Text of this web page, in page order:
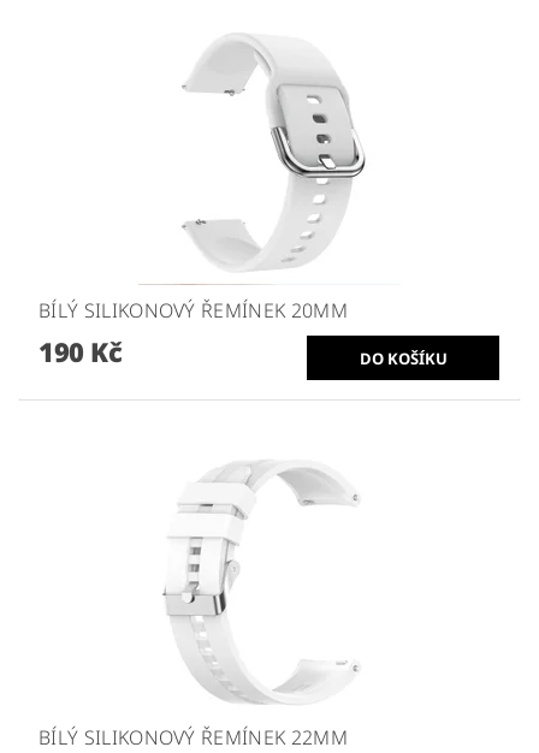
BÍLÝ SILIKONOVÝ ŘEMÍNEK 20MM
190 Kč
BÍLÝ SILIKONOVÝ ŘEMÍNEK 22MM